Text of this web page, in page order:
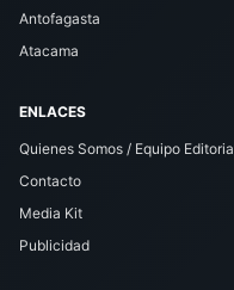
Antofagasta
Atacama
ENLACES
Quienes Somos / Equipo
Contacto
Media Kit
Publicidad